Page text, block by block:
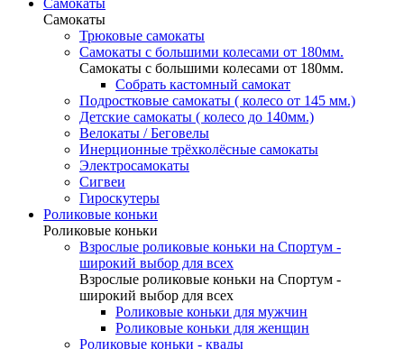
Самокаты
Самокаты
Трюковые самокаты
Самокаты с большими колесами от 180мм.
Самокаты с большими колесами от 180мм.
Собрать кастомный самокат
Подростковые самокаты ( колесо от 145 мм.)
Детские самокаты ( колесо до 140мм.)
Велокаты / Беговелы
Инерционные трёхколёсные самокаты
Электросамокаты
Сигвеи
Гироскутеры
Роликовые коньки
Роликовые коньки
Взрослые роликовые коньки на Спортум -
широкий выбор для всех
Взрослые роликовые коньки на Спортум -
широкий выбор для всех
Роликовые коньки для мужчин
Роликовые коньки для женщин
Роликовые коньки - квады